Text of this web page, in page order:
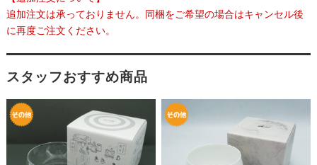
追加注文は承っておりません。同梱をご希望の場合はキャンセル後
に再度ご注文ください。
スタッフおすすめ商品